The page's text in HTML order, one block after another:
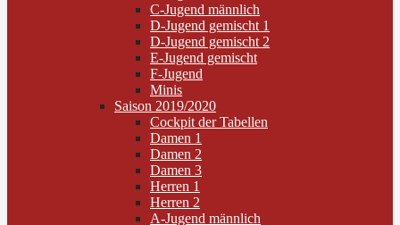
C-Jugend männlich
D-Jugend gemischt 1
D-Jugend gemischt 2
E-Jugend gemischt
F-Jugend
Minis
Saison 2019/2020
Cockpit der Tabellen
Damen 1
Damen 2
Damen 3
Herren 1
Herren 2
A-Jugend männlich